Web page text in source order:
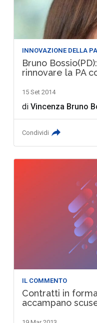
INNOVAZIONE DELLA PA
Bruno
rinnovare la PA
15 Set 2014
diVincenza Bruno
Condividi
IL COMMENTO
Contratti in
accampano